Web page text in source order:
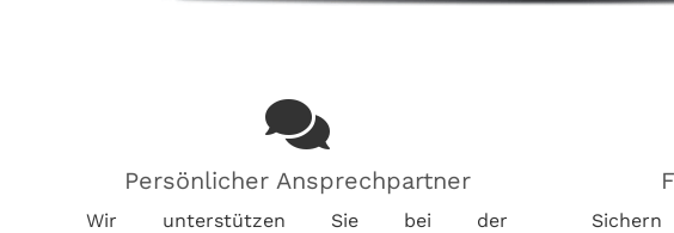
Persönlicher Ansprechpartner
Wir unterstützen Sie bei der